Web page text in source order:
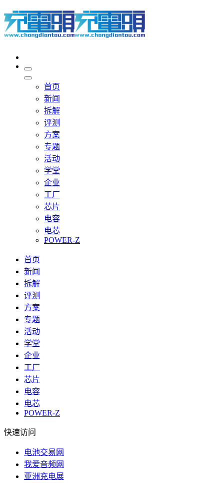
首页
新闻
拆解
评测
方案
专题
活动
学堂
企业
工厂
芯片
电容
电芯
POWER-Z
首页
新闻
拆解
评测
方案
专题
活动
学堂
企业
工厂
芯片
电容
电芯
POWER-Z
快速访问
电池交易网
我爱音频网
亚洲充电展